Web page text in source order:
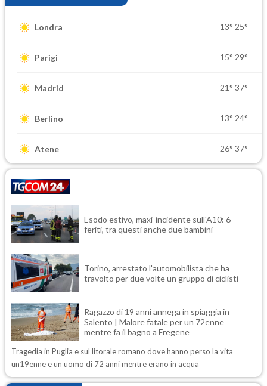
Londra 13° 25°
Parigi 15° 29°
Madrid 21° 37°
Berlino 13° 24°
Atene 26° 37°
Esodo estivo, maxi-incidente sull'A10: 6
feriti, tra questi anche due bambini
Torino, arrestato l'automobilista che ha
travolto per due volte un gruppo di ciclisti
Ragazzo di 19 anni annega in spiaggia in
Salento | Malore fatale per un 72enne
mentre fa il bagno a Fregene
Tragedia in Puglia e sul litorale romano dove hanno perso la vita
un19enne e un uomo di 72 anni mentre erano in acqua